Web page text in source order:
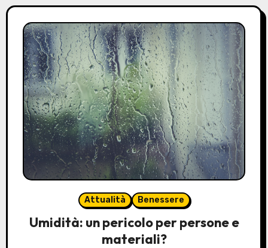
Attualità Benessere
Umidità: un pericolo per persone e
materiali?